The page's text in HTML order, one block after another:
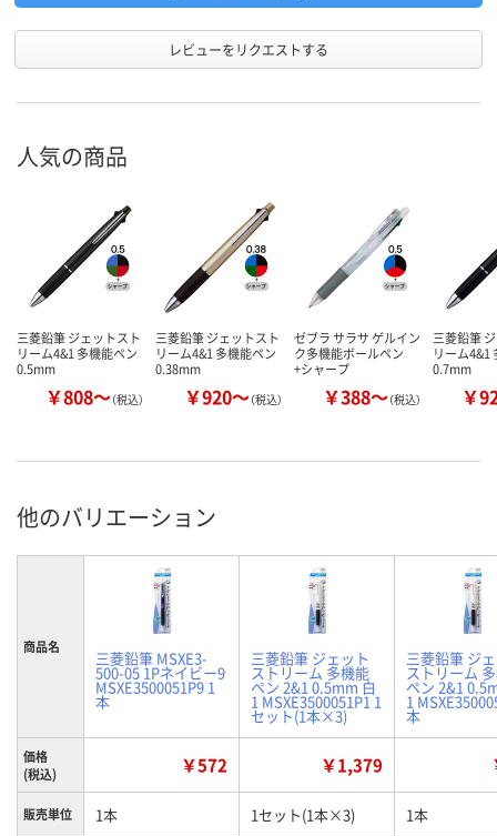
レビューをリクエストする
人気の商品
三菱鉛筆 ジェットスト
リーム4&1 多機能ペン
0.5mm
￥808～（税込）
三菱鉛筆 ジェットスト
リーム4&1 多機能ペン
0.38mm
￥920～（税込）
ゼブラ サラサ ゲルイン
ク多機能ボールペン
+シャープ
￥388～（税込）
三菱鉛筆
リーム4&1
0.7mm
￥
他のバリエーション
商品名
三菱鉛筆 MSXE3-
500-05 1Pネイビー9
MSXE3500051P9 1
本
三菱鉛筆 ジェット
ストリーム 多機能
ペン 2&1 0.5mm 白
1 MSXE3500051P1 1
セット(1本×3)
三菱鉛筆 ジ
ストリーム
ペン 2&1
1
本
価格
(税込)
￥572 ￥1,379
販売単位 1本 1セット(1本×3) 1本